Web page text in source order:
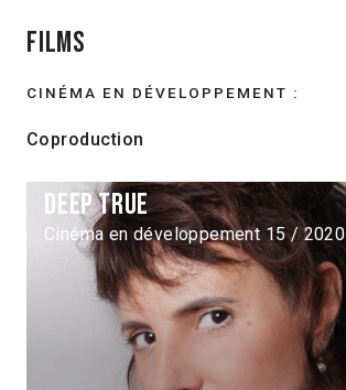
Films
CINÉMA EN DÉVELOPPEMENT :
Coproduction
Deep true
Cinéma en développement 15 / 2020